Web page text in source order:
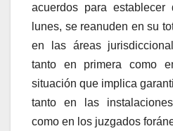
acuerdos para
lunes, se reanuden en su
en las áreas
tanto en primera como
situación que implica
tanto en las
como en los juzgados